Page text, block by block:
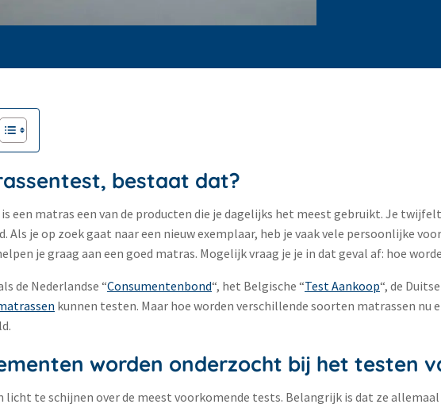
bestaat dat?
een matras een van de producten die je dagelijks het meest gebruikt. Je
Als je op zoek gaat naar een nieuw exemplaar, heb je vaak vele persoonlijke
je graag aan een goed matras. Mogelijk vraag je je in dat geval af: hoe
de Nederlandse “Consumentenbond“, het Belgische “Test Aankoop“, de Duitse
kunnen testen. Maar hoe worden verschillende soorten matrassen nu
worden onderzocht bij het testen
licht te schijnen over de meest voorkomende tests. Belangrijk is dat ze